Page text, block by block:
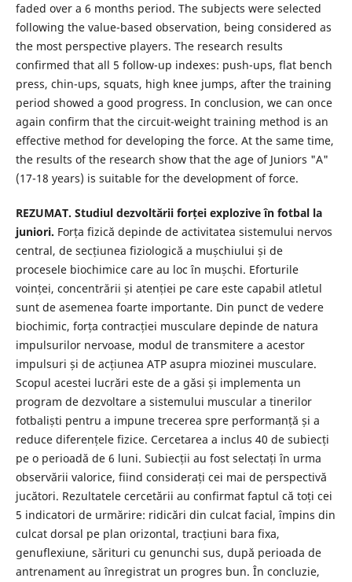
faded over a 6 months period. The subjects were selected
following the value-based observation, being considered as
the most perspective players. The research results
confirmed that all 5 follow-up indexes: push-ups, flat bench
press, chin-ups, squats, high knee jumps, after the training
period showed a good progress. In conclusion, we can once
again confirm that the circuit-weight training method is an
effective method for developing the force. At the same time,
the results of the research show that the age of Juniors "A"
(17-18 years) is suitable for the development of force.
REZUMAT. Studiul dezvoltării forței explozive în fotbal la
juniori. Forța fizică depinde de activitatea sistemului nervos
central, de secțiunea fiziologică a mușchiului și de
procesele biochimice care au loc în mușchi. Eforturile
voinței, concentrării și atenției pe care este capabil atletul
sunt de asemenea foarte importante. Din punct de vedere
biochimic, forța contracției musculare depinde de natura
impulsurilor nervoase, modul de transmitere a acestor
impulsuri și de acțiunea ATP asupra miozinei musculare.
Scopul acestei lucrări este de a găsi și implementa un
program de dezvoltare a sistemului muscular a tinerilor
fotbaliști pentru a impune trecerea spre performanță și a
reduce diferențele fizice. Cercetarea a inclus 40 de subiecți
pe o perioadă de 6 luni. Subiecții au fost selectați în urma
observării valorice, fiind considerați cei mai de perspectivă
jucători. Rezultatele cercetării au confirmat faptul că toți cei
5 indicatori de urmărire: ridicări din culcat facial, împins din
culcat dorsal pe plan orizontal, tracțiuni bara fixa,
genuflexiune, sărituri cu genunchi sus, după perioada de
antrenament au înregistrat un progres bun. În concluzie,